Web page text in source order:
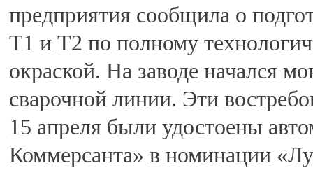
предприятия сообщила о
T1 и T2 по полному
окраской. На заводе начался
сварочной линии. Эти
15 апреля были удостоены
Коммерсанта» в номинации